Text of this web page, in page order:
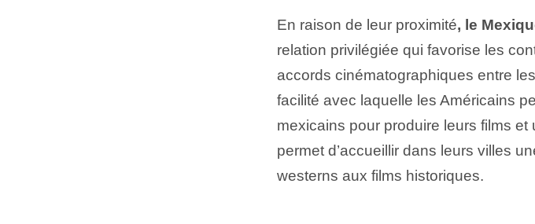
En raison de leur proximité, le
relation privilégiée qui favorise les
accords cinématographiques entre
facilité avec laquelle les Américains
mexicains pour produire leurs films
permet d’accueillir dans leurs villes
westerns aux films historiques.